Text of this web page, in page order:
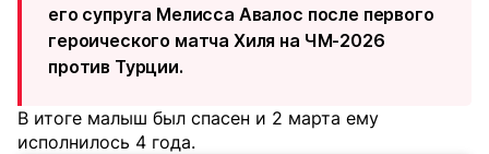
его супруга Мелисса Авалос после первого
героического матча Хиля на ЧМ-2026
против Турции.
В итоге малыш был спасен и 2 марта ему
исполнилось 4 года.